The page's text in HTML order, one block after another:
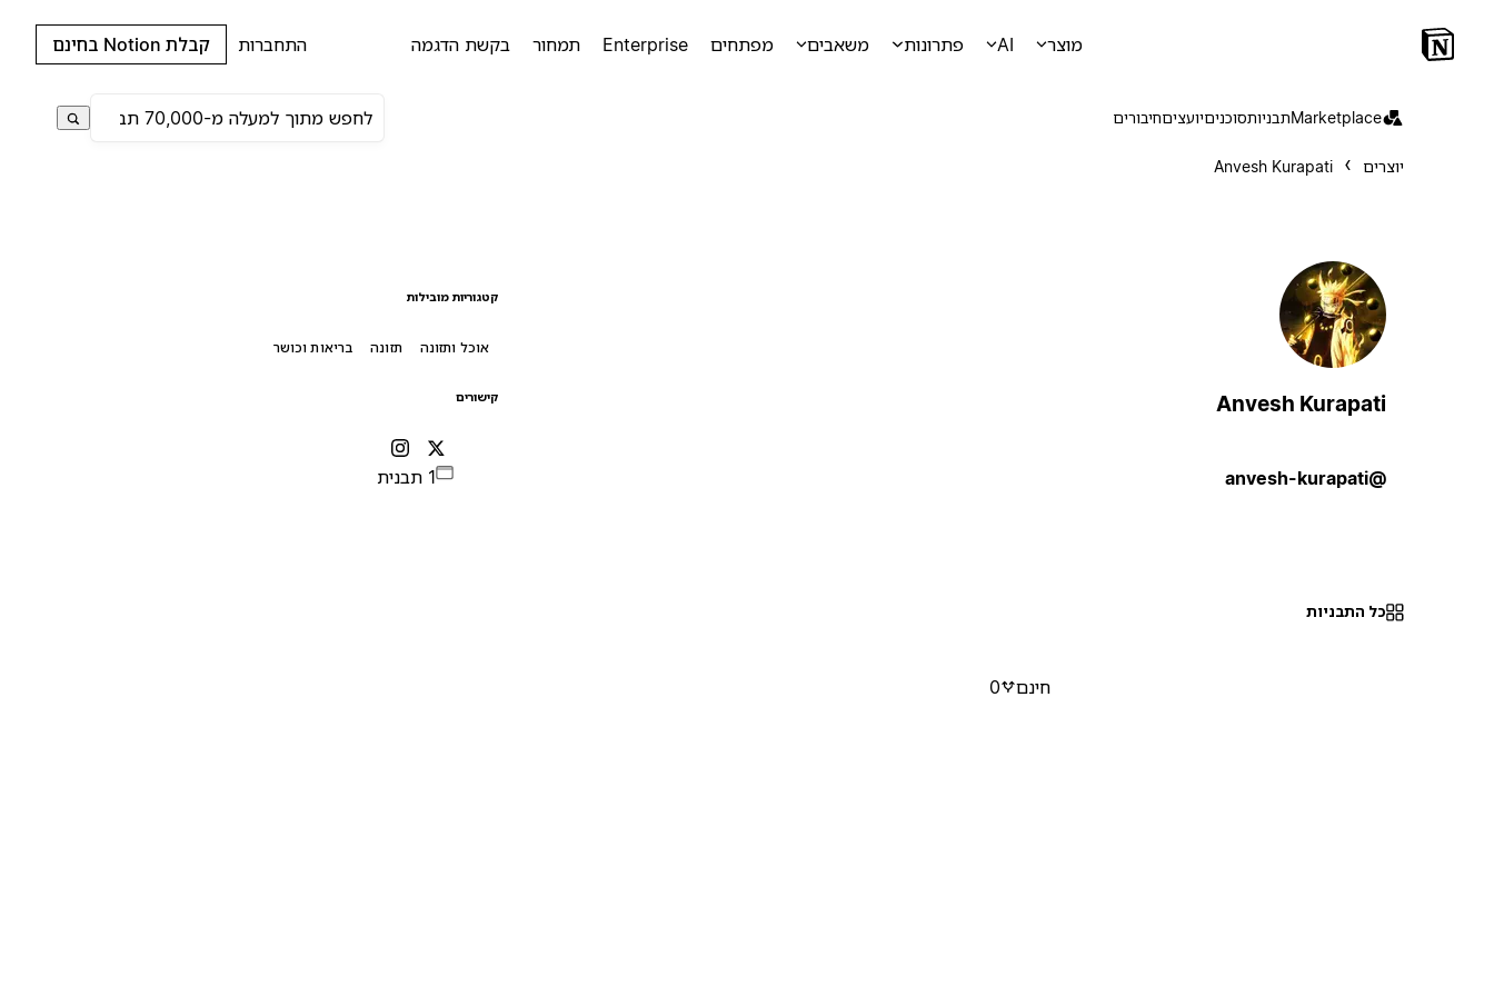
מוצר AI פתרונות משאבים מפתחים Enterprise תמחור בקשת הדגמה התחברות קבלת Notion בחינם
Marketplaceתבניותסוכניםיועציםחיבורים
יוצרים Anvesh Kurapati
Anvesh Kurapati
@anvesh-kurapati
קטגוריות מובילות
אוכל ותזונה תזונה בריאות וכושר
קישורים
1 תבנית
כל התבניות
חינם 0